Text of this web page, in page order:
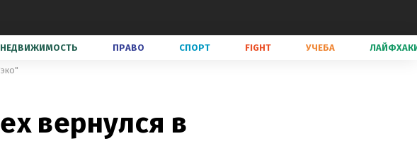
НЕДВИЖИМОСТЬ ПРАВО СПОРТ FIGHT УЧЕБА
вернулся в